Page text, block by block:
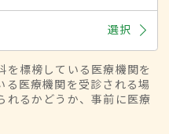
選択
標榜している医療機関を
る医療機関を受診される場
れるかどうか、事前に医療